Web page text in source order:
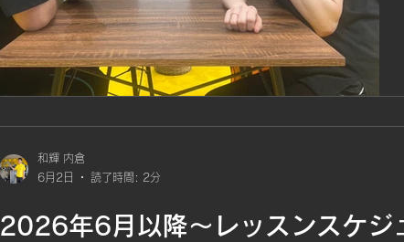
2026年6月以降〜レッスンスケジ
和輝 内倉
6月2日
読了時間: 2分